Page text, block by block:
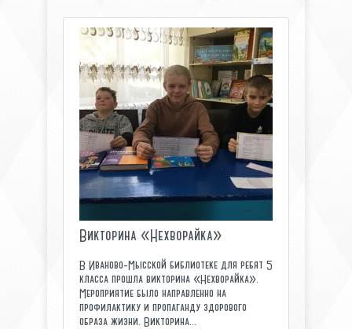
Викторина «Нехворайка»
В Иваново-Мысской библиотеке для ребят 5
класса прошла викторина «Нехворайка».
Мероприятие было направленно на
профилактику и пропаганду здорового
образа жизни. Викторина...